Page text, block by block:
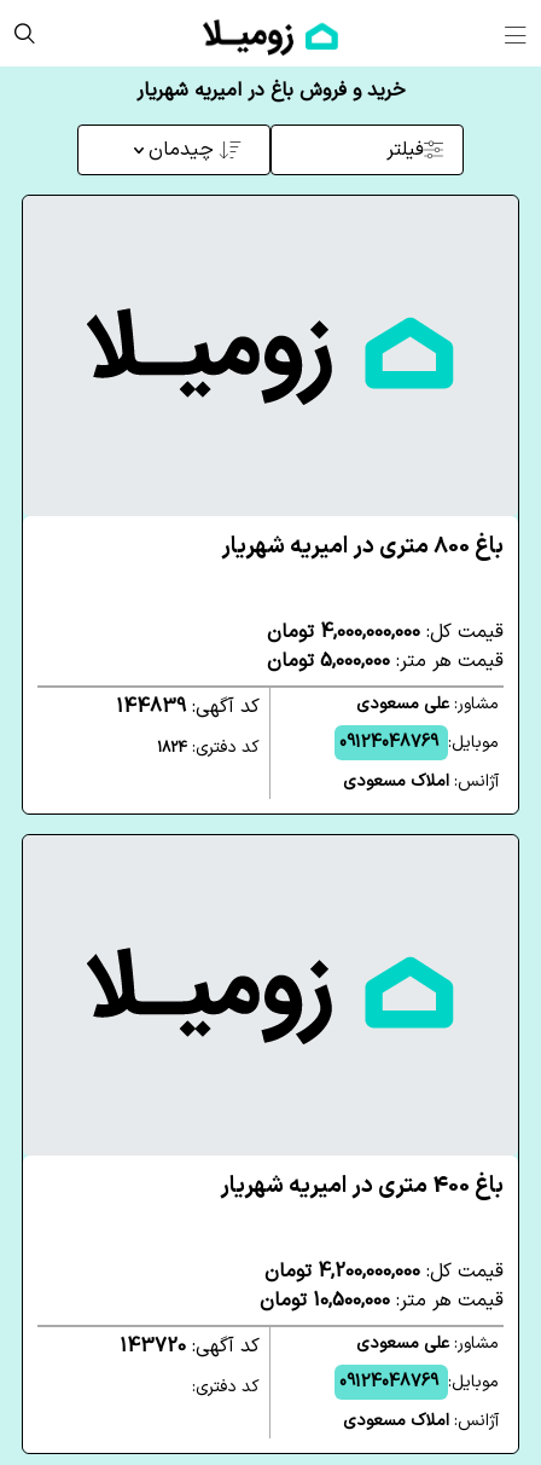
خرید و فروش باغ در امیریه شهریار
فیلتر چیدمان
باغ 800 متری در امیریه شهریار
قیمت کل: 4,000,000,000 تومان
قیمت هر متر: 5,000,000 تومان
مشاور:علی مسعودی
موبایل: 09124048769
آژانس:املاک مسعودی
کد آگهی:144839
کد دفتری: 1824
باغ 400 متری در امیریه شهریار
قیمت کل: 4,200,000,000 تومان
قیمت هر متر: 10,500,000 تومان
مشاور:علی مسعودی
موبایل: 09124048769
آژانس:املاک مسعودی
کد آگهی: 143720
کد دفتری: